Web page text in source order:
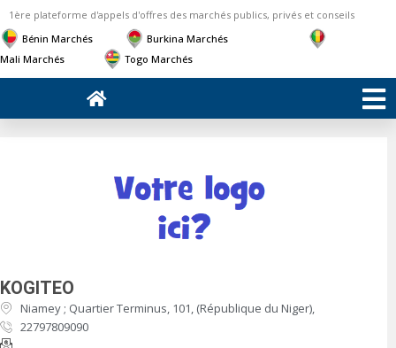
1ère plateforme d'appels d'offres des marchés publics, privés et conseils
Bénin Marchés
Burkina Marchés
Mali Marchés
Togo Marchés
KOGITEO
Niamey ; Quartier Terminus, 101, (République du Niger),
22797809090